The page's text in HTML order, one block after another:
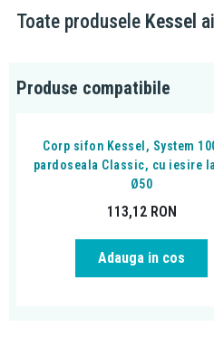
se poate completa cu (vezi
verticale sau universale de la Ø40
Toate produsele Kessel
Produse compatibile
Corp sifon Kessel, System
pardoseala Classic, cu iesire
Ø50
113,12 RON
Adauga in cos